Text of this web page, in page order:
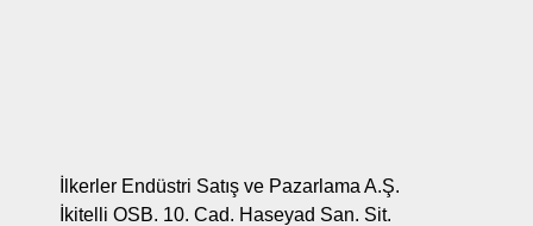
İlkerler Endüstri Satış ve Pazarlama A.Ş.
İkitelli OSB. 10. Cad. Haseyad San. Sit.